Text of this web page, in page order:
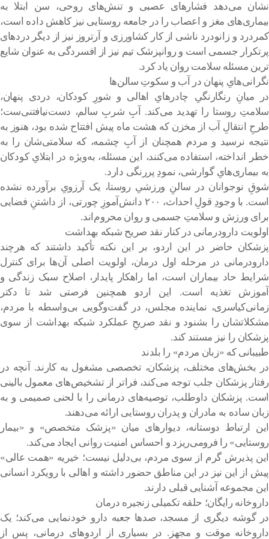
نشان می‌دهد فشارهای عصبی و تنش‌های روحی، سن ابتلا به
بیماری‌های مغز و اعصاب را در جامعه روستایی نیز کاهش داده است‌،
کمردرد و زانودرد ناشی از کار کشاورزی و آرتروز نیز از دیگر دردهای
پرتکرار جسمی است و روانپزشک تیم نیز از افسردگی به عنوان شایع
ترین مسئله سلامت روان یاد کرد.
نگرانی‌هایِ پنهان در آب و سکوتِ سالن‌ها
در میانِ رنگارنگیِ چادرهایِ اهالی و شورِ کودکان، دردی پنهان،
سلامتِ روستا را تهدید می‌کند. آبِ شربِ سالم، دست‌نیافتنی‌ست؛
طرحِ انتقالِ آب از مخزن که هشت ماه پیش افتتاح شده بود، هنوز به
نتیجه نرسید و مردم همچنان از آبِ چشمه، که سلامتی‌شان را به
خطر انداخته، استفاده می‌‌کنند، این مسئله، به‌ویژه در ابتلایِ کودکان
به بیماری‌هایِ گوارشی، نمودِ پررنگی دارد.
شوقِ نوجوانان در سالنِ ورزشیِ روستا، یک آرزویِ برآورده نشده
است. با وجودِ قولِ احداث، ۲۰۰ دانش‌آموزِ چورتی، از داشتنِ فضایی
برای ورزش و سلامتِ جسمی و روان محروم‌اند.
اولویت دارودرمانی در کنار نقد صریح شبکه بهداشت
پزشکان حاضر در این اردو، بر این نکته تأکید داشتند که هرچند
دارودرمانی در مرحله اول درمان، اولویت اصلی آن‌ها برای کنترل
شرایط حاد بیماران است، اما راهکار پایدار، اصلاح سبک زندگی و
آموزش تغذیه است. این اردو همچنین فرصتی شد تا دکتر
زمانی‌کیاسری، نماینده مجلس، در گفت‌وگویی بی‌واسطه با مردم،
مشکلاتشان را بشنود و نقد صریحِ عملکرد شبکه بهداشت از سوی
پزشکان را نیز مستند کند.
طبیبانی که «زبان مردم» را بلدند
در بخش‌های مختلف، پزشکان، تخصصی مشغول به کارند. آنچه در
رفتار پزشکان جلب توجه می‌کند، فراتر از تشخیص‌های معمول بالینی
است. پزشکان داوطلب، توصیه‌های درمانی را با لحنی صمیمی و به
زبان ساده به مادران و پدران روستایی ارائه می‌دهند.
این ارتباط دوستانه، دیوارهای میان «پزشک متخصص» و «بیمار
روستایی» را فرومی‌ریزد و احساس امنیت روانی ایجاد می‌کند.
این پذیرش گرم از سوی مردم، بی‌دلیل نیست؛ خیریه «همت عالی»
پیش از این نیز در این مناطق حضور داشته و اهالی با رویکرد انسانی
این مجموعه آشنایی قبلی دارند.
داروخانه رایگان؛ حلقه تکمیلی زنجیره درمان
در گوشه دیگری از مسجد، صدها جعبه دارو خودنمایی می‌کند؛ یک
داروخانه موقت و مجهز. در بسیاری از اردوهای درمانی، پس از